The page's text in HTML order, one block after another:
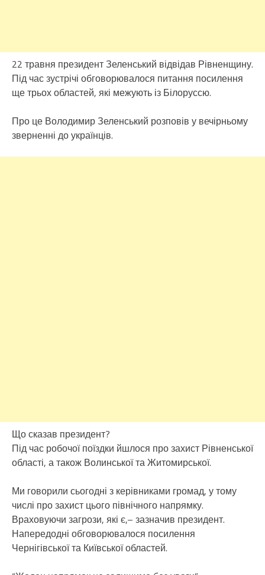
22 травня президент Зеленський відвідав Рівненщину.
Під час зустрічі обговорювалося питання посилення
ще трьох областей, які межують із Білоруссю.
Про це Володимир Зеленський розповів у вечірньому
зверненні до українців.
Що сказав президент?
Під час робочої поїздки йшлося про захист Рівненської
області, а також Волинської та Житомирської.
Ми говорили сьогодні з керівниками громад, у тому
числі про захист цього північного напрямку.
Враховуючи загрози, які є,– зазначив президент.
Напередодні обговорювалося посилення
Чернігівської та Київської областей.